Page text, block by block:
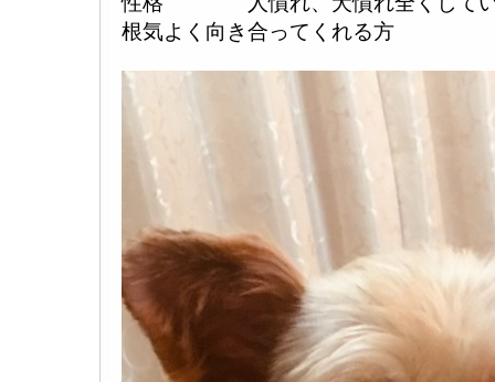
根気よく向き合ってくれる方